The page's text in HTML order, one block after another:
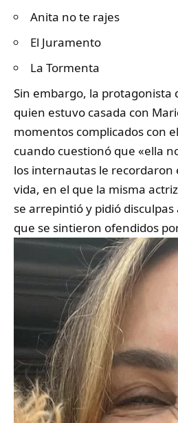
Anita no te rajes
El Juramento
La Tormenta
Sin embargo, la protagonista
quien estuvo casada con
momentos complicados con
cuando cuestionó que «ella
los internautas le recordaron
vida, en el que la misma
se arrepintió y pidió
que se sintieron ofendidos